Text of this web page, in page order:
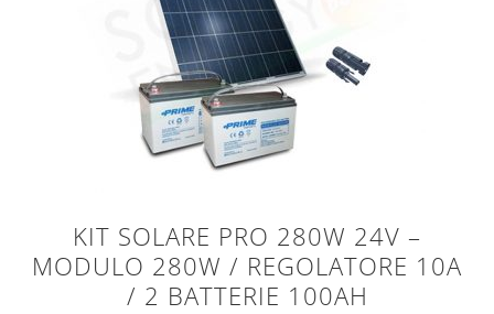
KIT SOLARE PRO 280W 24V –
MODULO 280W / REGOLATORE 10A
/ 2 BATTERIE 100AH